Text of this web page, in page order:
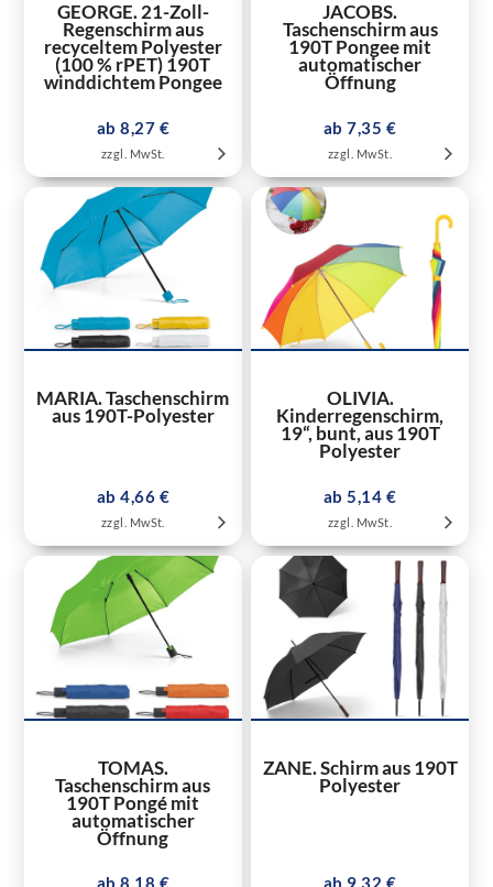
GEORGE. 21-Zoll-
Regenschirm aus
recyceltem Polyester
(100 % rPET) 190T
winddichtem Pongee
ab 8,27 €
zzgl. MwSt.
JACOBS.
Taschenschirm aus
190T Pongee mit
automatischer
Öffnung
ab 7,35 €
zzgl. MwSt.
MARIA. Taschenschirm
aus 190T-Polyester
ab 4,66 €
zzgl. MwSt.
OLIVIA.
Kinderregenschirm,
19“, bunt, aus 190T
Polyester
ab 5,14 €
zzgl. MwSt.
TOMAS.
Taschenschirm aus
190T Pongé mit
automatischer
Öffnung
ab 8,18 €
ZANE. Schirm aus 190T
Polyester
ab 9,32 €